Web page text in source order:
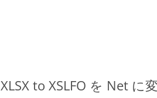
XLSX to XSLFO を Net